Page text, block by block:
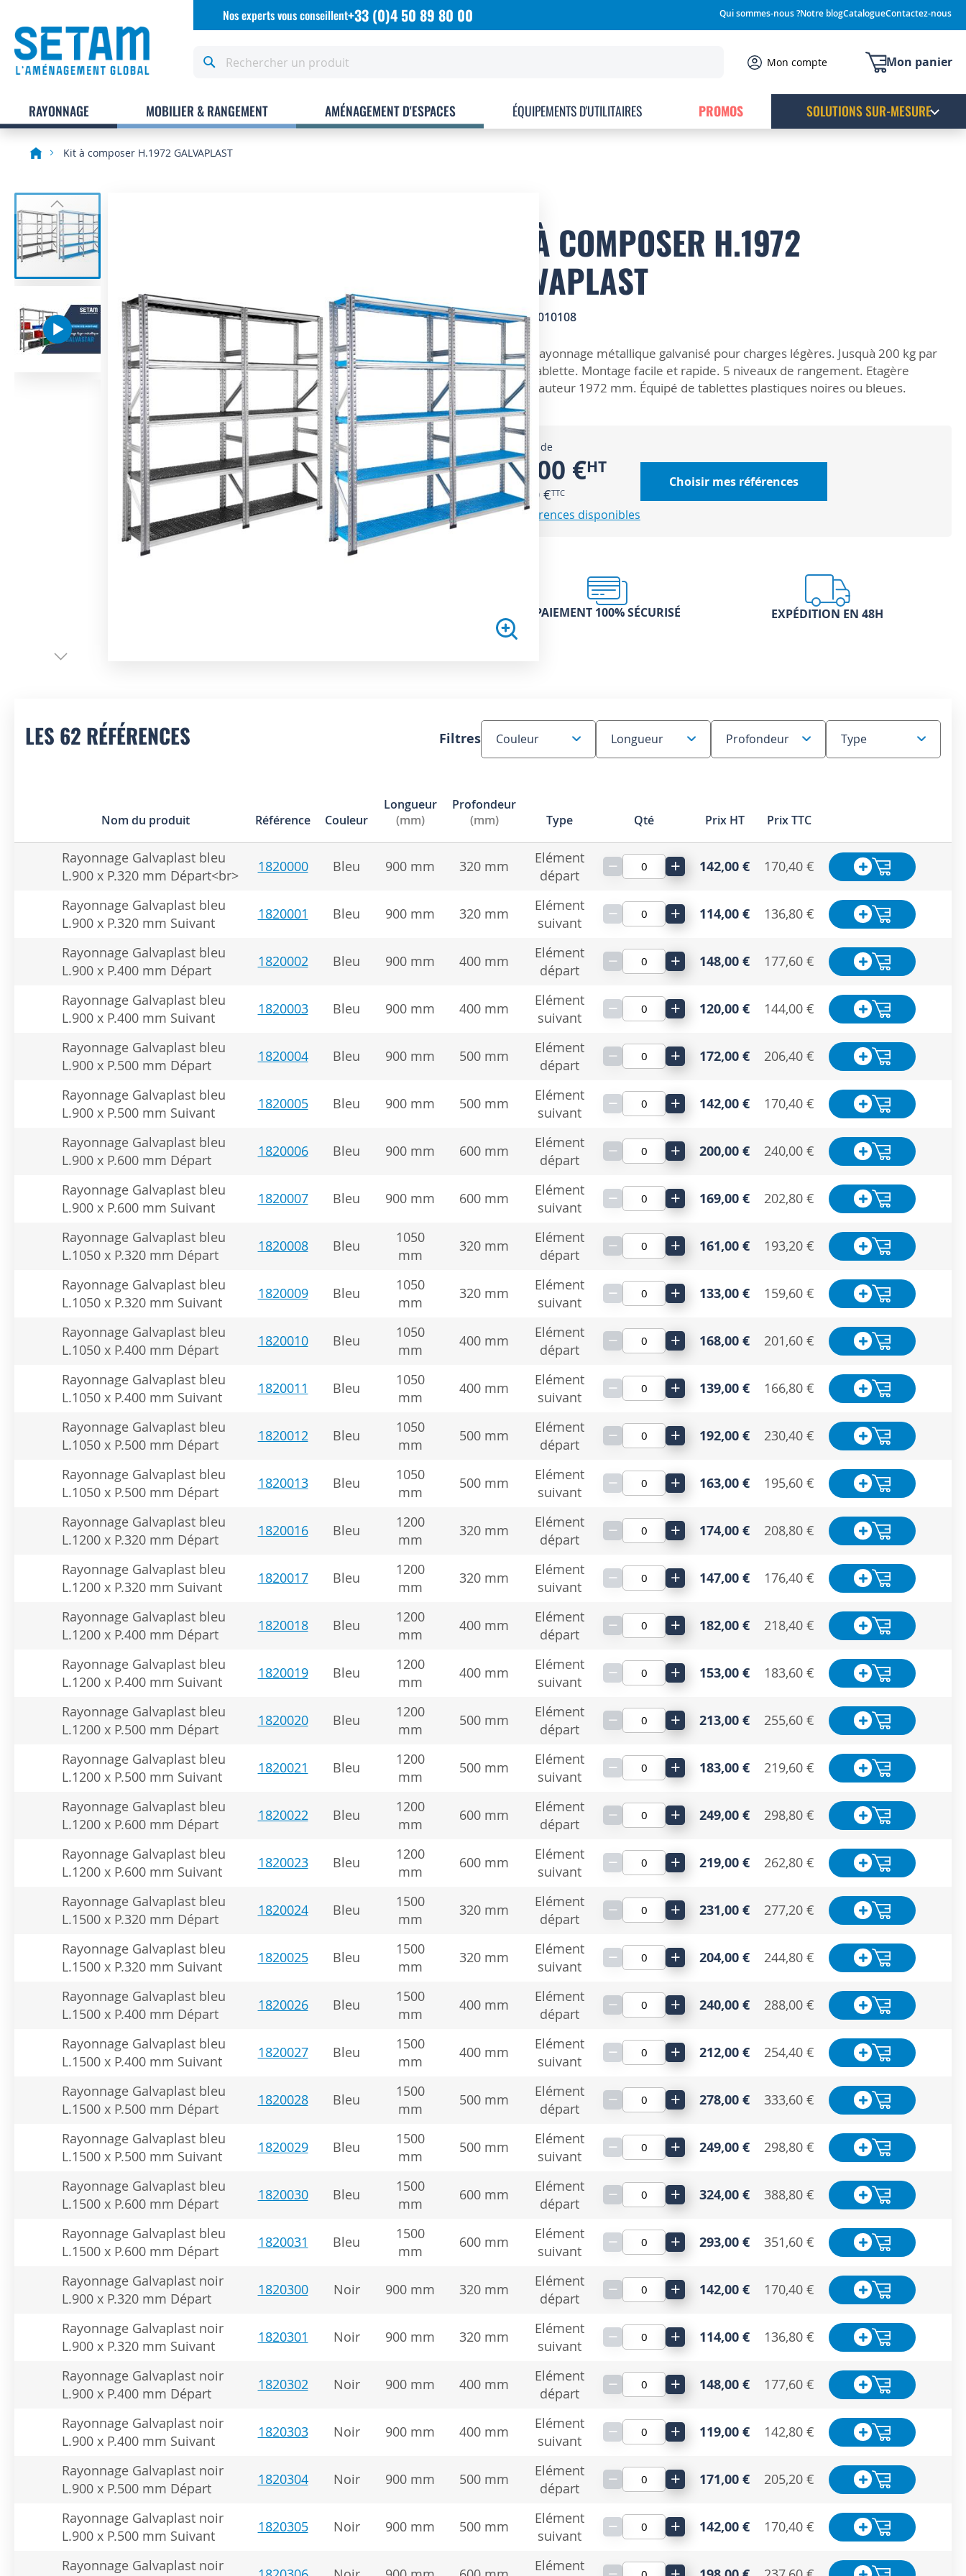
Allez
Qui sommes-nous ?Notre blogCatalogueContactez-nous
Nos experts vous conseillent+33 (0)4 50 89 80 00
Mon panier
Mon compte
RAYONNAGE MOBILIER & RANGEMENT AMÉNAGEMENT D'ESPACES ÉQUIPEMENTS D'UTILITAIRES PROMOS SOLUTIONS SUR-MESURE
Kit à composer H.1972 GALVAPLAST
Skip
to
the
end
of
KIT À COMPOSER H.1972
GALVAPLAST
SKU 0101010108
ZOOM SUR Rayonnage métallique galvanisé pour charges légères. Jusquà 200 kg par
tablette. Montage facile et rapide. 5 niveaux de rangement. Etagère
hauteur 1972 mm. Équipé de tablettes plastiques noires ou bleues.
À partir de
85,00 €
102,00 €
62 références disponibles
Choisir mes références
PAIEMENT 100% SÉCURISÉ EXPÉDITION EN 48H
LES 62 RÉFÉRENCES Filtres
Nom du produit Référence Couleur
Longueur
(mm)
Profondeur
(mm)
Type Qté Prix HT Prix TTC
Rayonnage Galvaplast bleu
L.900 x P.320 mm Départ<br>
1820000 Bleu 900 mm 320 mm
Elément
départ
− + 142,00 € 170,40 €
Rayonnage Galvaplast bleu
L.900 x P.320 mm Suivant
1820001 Bleu 900 mm 320 mm
Elément
suivant
− + 114,00 € 136,80 €
Rayonnage Galvaplast bleu
L.900 x P.400 mm Départ
1820002 Bleu 900 mm 400 mm
Elément
départ
− + 148,00 € 177,60 €
Rayonnage Galvaplast bleu
L.900 x P.400 mm Suivant
1820003 Bleu 900 mm 400 mm
Elément
suivant
− + 120,00 € 144,00 €
Rayonnage Galvaplast bleu
L.900 x P.500 mm Départ
1820004 Bleu 900 mm 500 mm
Elément
départ
− + 172,00 € 206,40 €
Rayonnage Galvaplast bleu
L.900 x P.500 mm Suivant
1820005 Bleu 900 mm 500 mm
Elément
suivant
− + 142,00 € 170,40 €
Rayonnage Galvaplast bleu
L.900 x P.600 mm Départ
1820006 Bleu 900 mm 600 mm
Elément
départ
− + 200,00 € 240,00 €
Rayonnage Galvaplast bleu
L.900 x P.600 mm Suivant
1820007 Bleu 900 mm 600 mm
Elément
suivant
− + 169,00 € 202,80 €
Rayonnage Galvaplast bleu
L.1050 x P.320 mm Départ
1820008 Bleu
1050
mm
320 mm
Elément
départ
− + 161,00 € 193,20 €
Rayonnage Galvaplast bleu
L.1050 x P.320 mm Suivant
1820009 Bleu
1050
mm
320 mm
Elément
suivant
− + 133,00 € 159,60 €
Rayonnage Galvaplast bleu
L.1050 x P.400 mm Départ
1820010 Bleu
1050
mm
400 mm
Elément
départ
− + 168,00 € 201,60 €
Rayonnage Galvaplast bleu
L.1050 x P.400 mm Suivant
1820011 Bleu
1050
mm
400 mm
Elément
suivant
− + 139,00 € 166,80 €
Rayonnage Galvaplast bleu
L.1050 x P.500 mm Départ
1820012 Bleu
1050
mm
500 mm
Elément
départ
− + 192,00 € 230,40 €
Rayonnage Galvaplast bleu
L.1050 x P.500 mm Départ
1820013 Bleu
1050
mm
500 mm
Elément
suivant
− + 163,00 € 195,60 €
Rayonnage Galvaplast bleu
L.1200 x P.320 mm Départ
1820016 Bleu
1200
mm
320 mm
Elément
départ
− + 174,00 € 208,80 €
Rayonnage Galvaplast bleu
L.1200 x P.320 mm Suivant
1820017 Bleu
1200
mm
320 mm
Elément
suivant
− + 147,00 € 176,40 €
Rayonnage Galvaplast bleu
L.1200 x P.400 mm Départ
1820018 Bleu
1200
mm
400 mm
Elément
départ
− + 182,00 € 218,40 €
Rayonnage Galvaplast bleu
L.1200 x P.400 mm Suivant
1820019 Bleu
1200
mm
400 mm
Elément
suivant
− + 153,00 € 183,60 €
Rayonnage Galvaplast bleu
L.1200 x P.500 mm Départ
1820020 Bleu
1200
mm
500 mm
Elément
départ
− + 213,00 € 255,60 €
Rayonnage Galvaplast bleu
L.1200 x P.500 mm Suivant
1820021 Bleu
1200
mm
500 mm
Elément
suivant
− + 183,00 € 219,60 €
Rayonnage Galvaplast bleu
L.1200 x P.600 mm Départ
1820022 Bleu
1200
mm
600 mm
Elément
départ
− + 249,00 € 298,80 €
Rayonnage Galvaplast bleu
L.1200 x P.600 mm Suivant
1820023 Bleu
1200
mm
600 mm
Elément
suivant
− + 219,00 € 262,80 €
Rayonnage Galvaplast bleu
L.1500 x P.320 mm Départ
1820024 Bleu
1500
mm
320 mm
Elément
départ
− + 231,00 € 277,20 €
Rayonnage Galvaplast bleu
L.1500 x P.320 mm Suivant
1820025 Bleu
1500
mm
320 mm
Elément
suivant
− + 204,00 € 244,80 €
Rayonnage Galvaplast bleu
L.1500 x P.400 mm Départ
1820026 Bleu
1500
mm
400 mm
Elément
départ
− + 240,00 € 288,00 €
Rayonnage Galvaplast bleu
L.1500 x P.400 mm Suivant
1820027 Bleu
1500
mm
400 mm
Elément
suivant
− + 212,00 € 254,40 €
Rayonnage Galvaplast bleu
L.1500 x P.500 mm Départ
1820028 Bleu
1500
mm
500 mm
Elément
départ
− + 278,00 € 333,60 €
Rayonnage Galvaplast bleu
L.1500 x P.500 mm Suivant
1820029 Bleu
1500
mm
500 mm
Elément
suivant
− + 249,00 € 298,80 €
Rayonnage Galvaplast bleu
L.1500 x P.600 mm Départ
1820030 Bleu
1500
mm
600 mm
Elément
départ
− + 324,00 € 388,80 €
Rayonnage Galvaplast bleu
L.1500 x P.600 mm Départ
1820031 Bleu
1500
mm
600 mm
Elément
suivant
− + 293,00 € 351,60 €
Rayonnage Galvaplast noir
L.900 x P.320 mm Départ
1820300 Noir 900 mm 320 mm
Elément
départ
− + 142,00 € 170,40 €
Rayonnage Galvaplast noir
L.900 x P.320 mm Suivant
1820301 Noir 900 mm 320 mm
Elément
suivant
− + 114,00 € 136,80 €
Rayonnage Galvaplast noir
L.900 x P.400 mm Départ
1820302 Noir 900 mm 400 mm
Elément
départ
− + 148,00 € 177,60 €
Rayonnage Galvaplast noir
L.900 x P.400 mm Suivant
1820303 Noir 900 mm 400 mm
Elément
suivant
− + 119,00 € 142,80 €
Rayonnage Galvaplast noir
L.900 x P.500 mm Départ
1820304 Noir 900 mm 500 mm
Elément
départ
− + 171,00 € 205,20 €
Rayonnage Galvaplast noir
L.900 x P.500 mm Suivant
1820305 Noir 900 mm 500 mm
Elément
suivant
− + 142,00 € 170,40 €
Rayonnage Galvaplast noir
Elément